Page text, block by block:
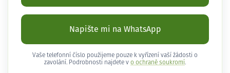
Napište mi na WhatsApp
Vaše telefonní číslo použijeme pouze k vyřízení vaší žádosti o
zavolání. Podrobnosti najdete v o ochraně soukromí .